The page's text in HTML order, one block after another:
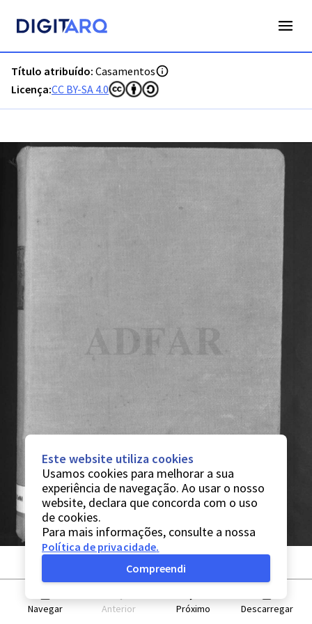
Título atribuído: Casamentos
Licença:CC BY-SA 4.0
Navegar Anterior Próximo Descarregar
Este website utiliza cookies
Usamos cookies para melhorar a sua
experiência de navegação. Ao usar o nosso
website, declara que concorda com o uso
de cookies.
Para mais informações, consulte a nossa
Política de privacidade.
Compreendi